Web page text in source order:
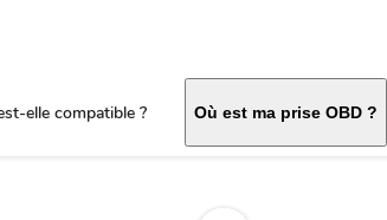
elle compatible ? Où est ma prise OBD ?